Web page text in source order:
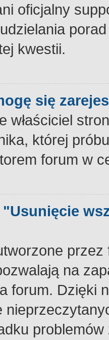
oficjalny
kwestii.
się
właściciel
której
forum w
na
forum. Dzięki